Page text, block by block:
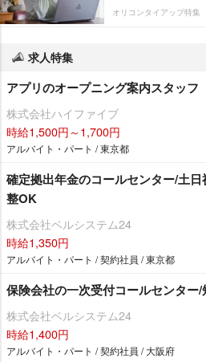
オリコンタイアップ特集
求人特集
アプリのオープニング案内スタッフ
株式会社ハイファイブ
時給1,500円～1,700円
アルバイト・パート / 東京都
確定拠出年金のコールセンター/土
整OK
株式会社ベルシステム24
時給1,350円
アルバイト・パート / 契約社員 / 東京都
保険会社の一次受付コールセンター
株式会社ベルシステム24
時給1,400円
アルバイト・パート / 契約社員 / 大阪府